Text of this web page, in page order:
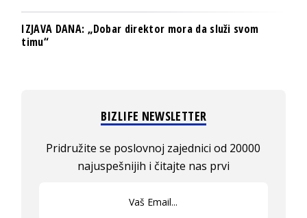
IZJAVA DANA: „Dobar direktor mora da služi svom
timu“
BIZLIFE NEWSLETTER
Pridružite se poslovnoj zajednici od 20000
najuspešnijih i čitajte nas prvi